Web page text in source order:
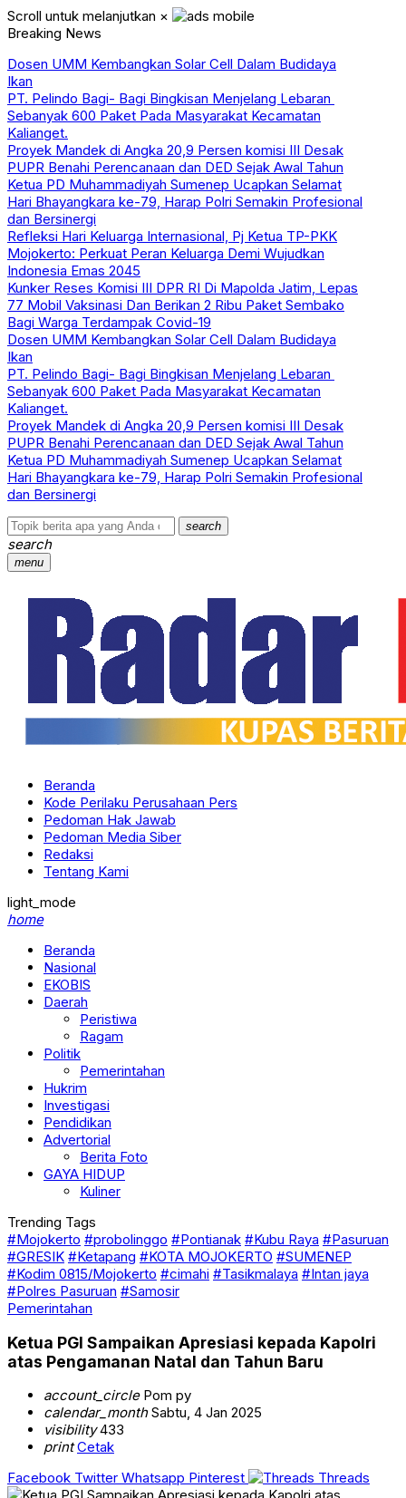
Scroll untuk melanjutkan ×
Breaking News
Dosen UMM Kembangkan Solar Cell Dalam Budidaya
Ikan
PT. Pelindo Bagi- Bagi Bingkisan Menjelang Lebaran
Sebanyak 600 Paket Pada Masyarakat Kecamatan
Kalianget.
Proyek Mandek di Angka 20,9 Persen komisi III Desak
PUPR Benahi Perencanaan dan DED Sejak Awal Tahun
Ketua PD Muhammadiyah Sumenep Ucapkan Selamat
Hari Bhayangkara ke-79, Harap Polri Semakin Profesional
dan Bersinergi
Refleksi Hari Keluarga Internasional, Pj Ketua TP-PKK
Mojokerto: Perkuat Peran Keluarga Demi Wujudkan
Indonesia Emas 2045
Kunker Reses Komisi III DPR RI Di Mapolda Jatim, Lepas
77 Mobil Vaksinasi Dan Berikan 2 Ribu Paket Sembako
Bagi Warga Terdampak Covid-19
Dosen UMM Kembangkan Solar Cell Dalam Budidaya
Ikan
PT. Pelindo Bagi- Bagi Bingkisan Menjelang Lebaran
Sebanyak 600 Paket Pada Masyarakat Kecamatan
Kalianget.
Proyek Mandek di Angka 20,9 Persen komisi III Desak
PUPR Benahi Perencanaan dan DED Sejak Awal Tahun
Ketua PD Muhammadiyah Sumenep Ucapkan Selamat
Hari Bhayangkara ke-79, Harap Polri Semakin Profesional
dan Bersinergi
search
search
menu
Beranda
Kode Perilaku Perusahaan Pers
Pedoman Hak Jawab
Pedoman Media Siber
Redaksi
Tentang Kami
light_mode
home
Beranda
Nasional
EKOBIS
Daerah
Peristiwa
Ragam
Politik
Pemerintahan
Hukrim
Investigasi
Pendidikan
Advertorial
Berita Foto
GAYA HIDUP
Kuliner
Trending Tags
#Mojokerto #probolinggo #Pontianak #Kubu Raya #Pasuruan
#GRESIK #Ketapang #KOTA MOJOKERTO #SUMENEP
#Kodim 0815/Mojokerto #cimahi #Tasikmalaya #Intan jaya
#Polres Pasuruan #Samosir
Pemerintahan
Ketua PGI Sampaikan Apresiasi kepada Kapolri
atas Pengamanan Natal dan Tahun Baru
account_circlePom py
calendar_monthSabtu, 4 Jan 2025
visibility433
print Cetak
Facebook Twitter Whatsapp Pinterest Threads